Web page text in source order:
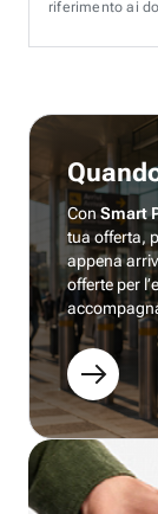
riferimento ai
ConSmart
tua offerta,
appena
offerte per